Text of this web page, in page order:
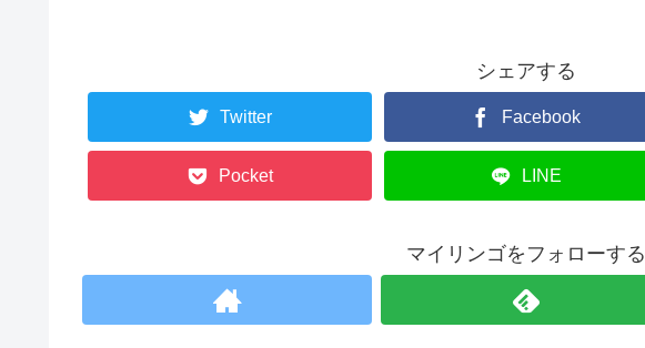
シェアする
Twitter Facebook
Pocket LINE
マイリンゴをフォローする